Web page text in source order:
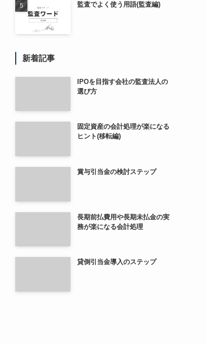
監査でよく使う用語(監査編)
新着記事
IPOを目指す会社の監査法人の
選び方
固定資産の会計処理が楽になる
ヒント(移転編)
賞与引当金の検討ステップ
長期前払費用や長期未払金の実
務が楽になる会計処理
貸倒引当金導入のステップ